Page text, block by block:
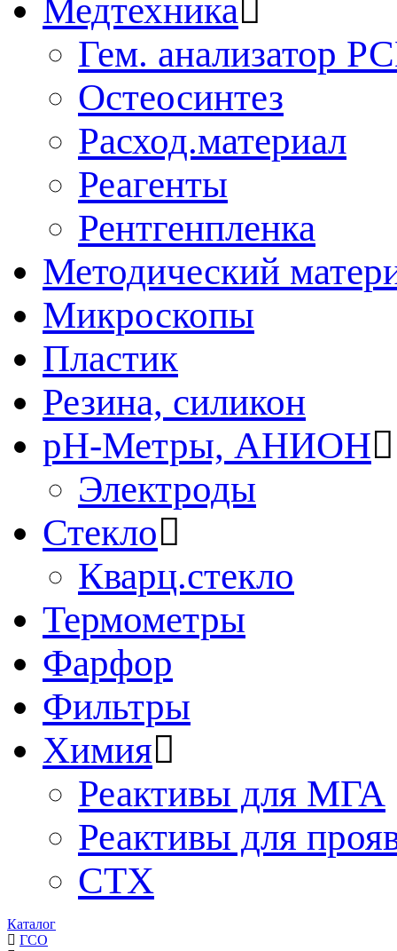
Медтехника
Гем. анализатор
Остеосинтез
Расход.материал
Реагенты
Рентгенпленка
Методический
Микроскопы
Пластик
Резина, силикон
рН-Метры, АНИОН
Электроды
Стекло
Кварц.стекло
Термометры
Фарфор
Фильтры
Химия
Реактивы для МГА
Реактивы для
СТХ
Каталог
ГСО